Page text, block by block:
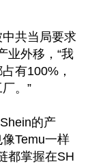
共当局要求
业外移，“我
有100%，
。”
的产
Temu一样
都掌握在SH